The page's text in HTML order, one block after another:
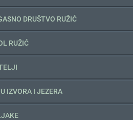
DRUŠTVO RUŽIĆ
RUŽIĆ
IZVORA I JEZERA